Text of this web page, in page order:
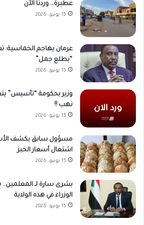
عطبرة… وردنا الآن
15 يونيو، 2026
عرمان يهاجم الخماسية:
“يطلع جمل”
15 يونيو، 2026
وزير بحكومة “تأسيس”
نهب !!
15 يونيو، 2026
مسؤول سابق يكشف
اشتعال أسعار الخبز
15 يونيو، 2026
بشرى سارة لـ
الوزراء في هذه الولاية
15 يونيو، 2026